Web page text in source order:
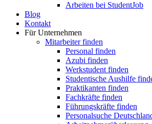
Arbeiten bei StudentJob
Blog
Kontakt
Für Unternehmen
Mitarbeiter finden
Personal finden
Azubi finden
Werkstudent finden
Studentische Aushilfe
Praktikanten finden
Fachkräfte finden
Führungskräfte finden
Personalsuche